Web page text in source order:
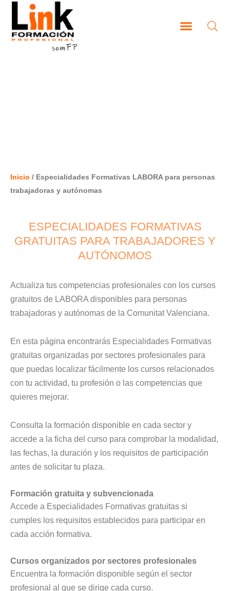
contenido
Inicio / Especialidades Formativas LABORA para personas
trabajadoras y autónomas
ESPECIALIDADES FORMATIVAS
GRATUITAS PARA TRABAJADORES Y
AUTÓNOMOS
Actualiza tus competencias profesionales con los cursos
gratuitos de LABORA disponibles para personas
trabajadoras y autónomas de la Comunitat Valenciana.
En esta página encontrarás Especialidades Formativas
gratuitas organizadas por sectores profesionales para
que puedas localizar fácilmente los cursos relacionados
con tu actividad, tu profesión o las competencias que
quieres mejorar.
Consulta la formación disponible en cada sector y
accede a la ficha del curso para comprobar la modalidad,
las fechas, la duración y los requisitos de participación
antes de solicitar tu plaza.
Formación gratuita y subvencionada
Accede a Especialidades Formativas gratuitas si
cumples los requisitos establecidos para participar en
cada acción formativa.
Cursos organizados por sectores profesionales
Encuentra la formación disponible según el sector
profesional al que se dirige cada curso.